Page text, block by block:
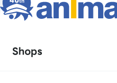
Shops